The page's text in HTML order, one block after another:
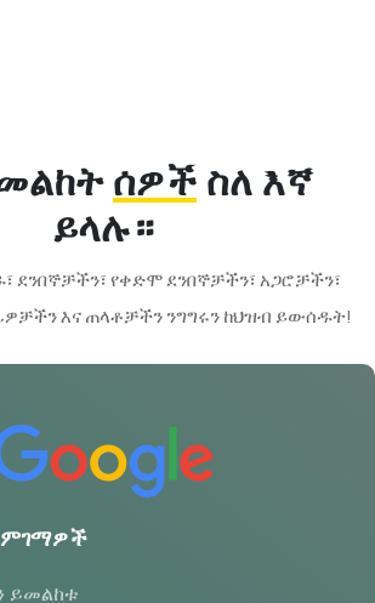
ሰዎችስለ እኛ
ይላሉ።
ደንበኞቻችን፣ የቀድሞ ደንበኞቻችን፣ አጋሮቻችን፣
እና ጠላቶቻችን ንግግሩን ከህዝብ ይውሰዱት!
ይመልከቱ